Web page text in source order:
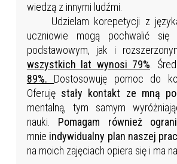
wiedzą z innymi ludźmi.
Udzielam korepetycji z języka
uczniowie mogą pochwalić się
podstawowym, jak i
wszystkich lat wynosi 79%.
89%. Dostosowuję pomoc do
Oferuję stały kontakt ze mną
mentalną, tym samym
nauki. Pomagam również
mnie indywidualny plan naszej
na moich zajęciach opiera się i ma